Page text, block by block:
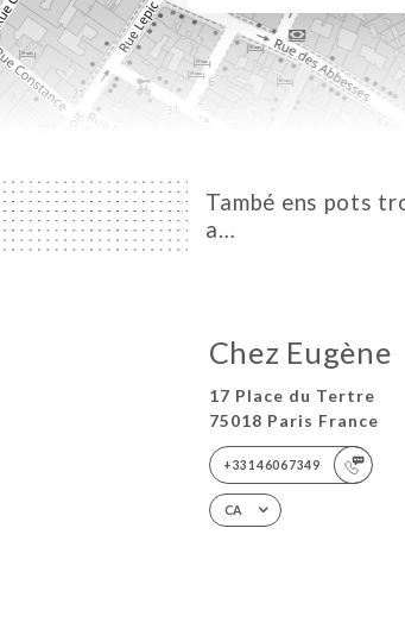
També ens pots
a…
Chez Eugène
17 Place du Tertre
75018 Paris France
+33146067349
CA